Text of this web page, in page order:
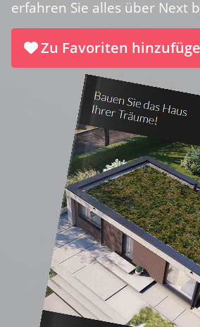
erfahren Sie alles über Next
Zu Favoriten